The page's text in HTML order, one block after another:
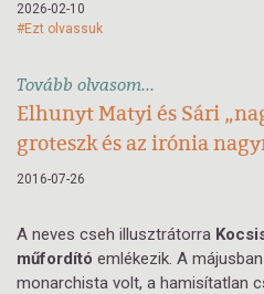
2026-02-10
#Ezt olvassuk
Tovább olvasom...
Elhunyt Matyi és Sári
groteszk és az irónia
2016-07-26
A neves cseh illusztrátorra
műfordító emlékezik. A
monarchista volt, a hamisítatlan